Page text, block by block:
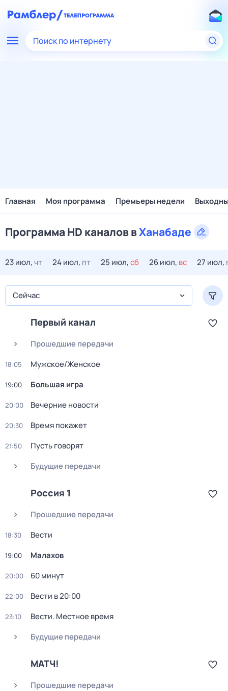
Поиск по интернету
Главная Моя программа Премьеры недели
Программа HD каналов вХанабаде
23 июл,чт 24 июл, пт 25 июл,сб 26 июл, вс 27 июл,
Сейчас
Первый канал
Прошедшие передачи
18:05 Мужское/Женское
19:00 Большая игра
20:00 Вечерние новости
20:30 Время покажет
21:50
Пусть говорят
Будущие передачи
Россия 1
Прошедшие передачи
18:30 Вести
19:00 Малахов
20:00 60 минут
22:00 Вести в 20:00
23:10
Вести. Местное время
Будущие передачи
МАТЧ!
Прошедшие передачи